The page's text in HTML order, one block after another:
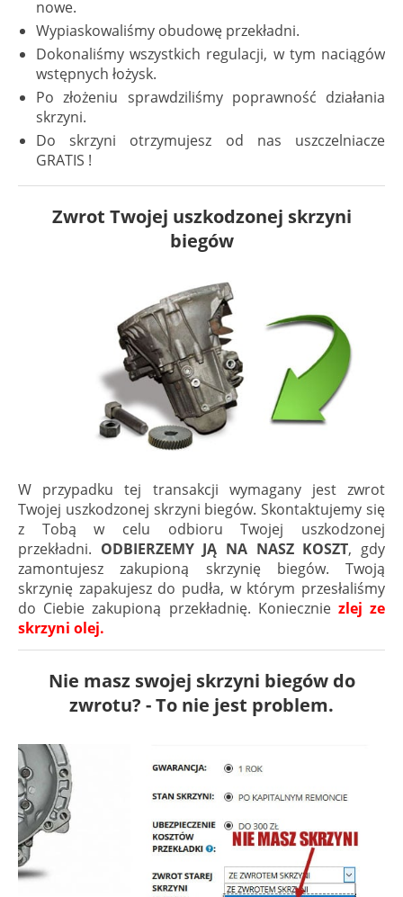
nowe.
Wypiaskowaliśmy obudowę przekładni.
Dokonaliśmy wszystkich regulacji, w tym naciągów
wstępnych łożysk.
Po złożeniu sprawdziliśmy poprawność działania
skrzyni.
Do skrzyni otrzymujesz od nas uszczelniacze
GRATIS !
Zwrot Twojej uszkodzonej skrzyni
biegów
W przypadku tej transakcji wymagany jest zwrot
Twojej uszkodzonej skrzyni biegów. Skontaktujemy się
z Tobą w celu odbioru Twojej uszkodzonej
przekładni. ODBIERZEMY JĄ NA NASZ KOSZT, gdy
zamontujesz zakupioną skrzynię biegów. Twoją
skrzynię zapakujesz do pudła, w którym przesłaliśmy
do Ciebie zakupioną przekładnię. Koniecznie zlej ze
skrzyni olej.
Nie masz swojej skrzyni biegów do
zwrotu? - To nie jest problem.